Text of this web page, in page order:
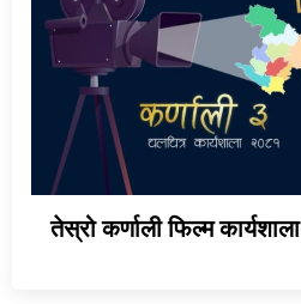
तेस्रो कर्णाली फिल्म